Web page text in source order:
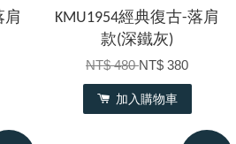
肩
KMU1954經典復古-落肩
款(深鐵灰)
NT$ 480NT$ 380
加入購物車